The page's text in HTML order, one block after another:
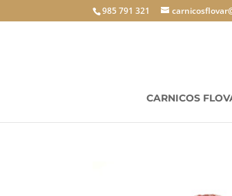
985 791 321
CARNICOS